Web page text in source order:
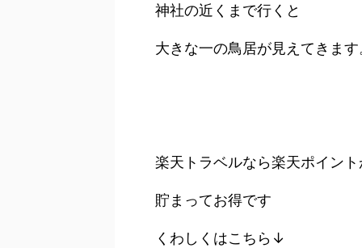
神社の近くまで行くと
大きな一の鳥居が見えてきます
楽天トラベルなら楽天ポイント
貯まってお得です
くわしくはこちら↓